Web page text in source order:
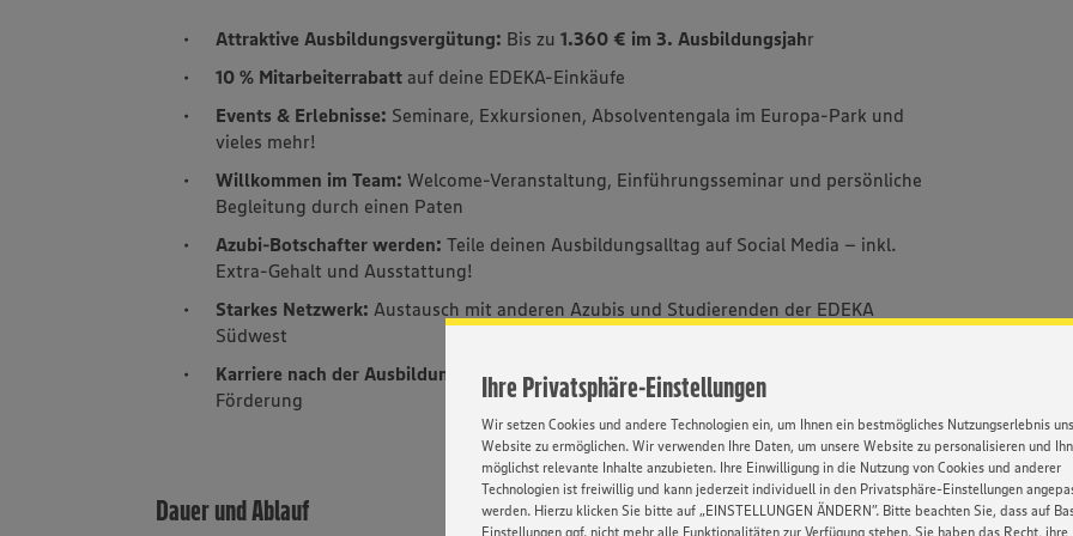
Ihre Privatsphäre-Einstellungen
Wir setzen Cookies und andere Technologien ein, um Ihnen ein bestmögliches Nutzungserlebnis
Website zu ermöglichen. Wir verwenden Ihre Daten, um unsere Website zu personalisieren und
möglichst relevante Inhalte anzubieten. Ihre Einwilligung in die Nutzung von Cookies und anderer
Technologien ist freiwillig und kann jederzeit individuell in den Privatsphäre-Einstellungen
werden. Hierzu klicken Sie bitte auf „EINSTELLUNGEN ÄNDERN”. Bitte beachten Sie, dass auf
Einstellungen ggf. nicht mehr alle Funktionalitäten zur Verfügung stehen. Sie haben das Recht, ihre
Attraktive Ausbildungsvergütung: Bis zu 1.360 € im 3. Ausbildungsjahr
10 % Mitarbeiterrabatt auf deine EDEKA-Einkäufe
Events & Erlebnisse: Seminare, Exkursionen, Absolventengala im Europa-Park und
vieles mehr!
Willkommen im Team: Welcome-Veranstaltung, Einführungsseminar und persönliche
Begleitung durch einen Paten
Azubi-Botschafter werden: Teile deinen Ausbildungsalltag auf Social Media – inkl.
Extra-Gehalt und Ausstattung!
Starkes Netzwerk: Austausch mit anderen Azubis und Studierenden der EDEKA
Südwest
Karriere nach der Ausbildung:
Viele Möglichkeiten zur Weiterentwicklung und
Förderung
Dauer und Ablauf Kontakt